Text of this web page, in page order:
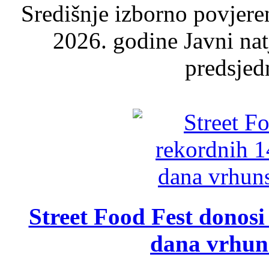
Središnje izborno
2026. godine Javni
Street Food Fest
dana